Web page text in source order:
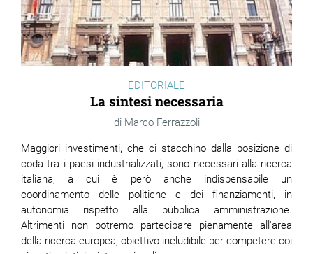
EDITORIALE
La sintesi necessaria
Marco Ferrazzoli
Maggiori investimenti, che ci stacchino dalla posizione di
coda tra i paesi industrializzati, sono necessari alla ricerca
italiana, a cui è però anche indispensabile un
coordinamento delle politiche e dei finanziamenti, in
autonomia rispetto alla pubblica amministrazione.
Altrimenti non potremo partecipare pienamente all'area
della ricerca europea, obiettivo ineludibile per competere coi